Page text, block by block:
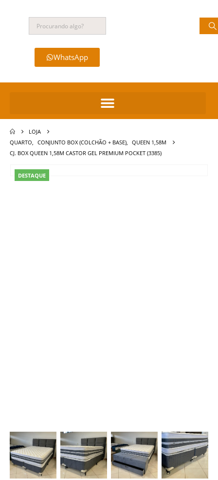
WhatsApp
LOJA
QUARTO
CONJUNTO BOX (COLCHÃO + BASE)
QUEEN 1,58M
CJ. BOX QUEEN 1,58M CASTOR GEL PREMIUM POCKET (3385)
DESTAQUE